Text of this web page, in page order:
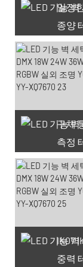
일정
구체
측정
66 사용
IK07
중력